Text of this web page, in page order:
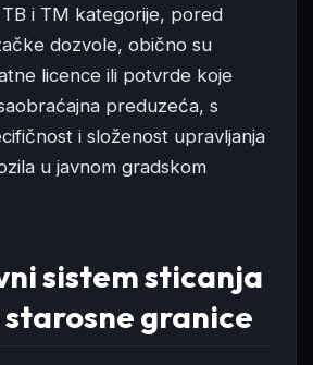
TB i TM kategorije, pored
dozvole, obično su
licence ili potvrde koje
preduzeća, s
i složenost upravljanja
u javnom gradskom
sistem sticanja
granice